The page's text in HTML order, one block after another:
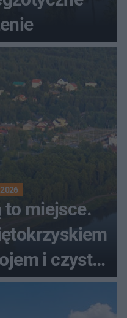
to miejsce.
i czystą